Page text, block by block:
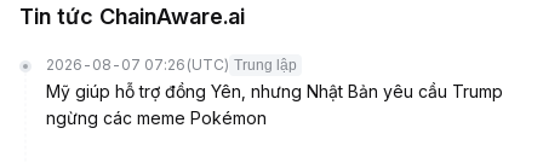
Tin tức ChainAware.ai
2026-08-07 07:26 (UTC) Trung lập
Mỹ giúp hỗ trợ đồng Yên, nhưng Nhật Bản yêu cầu Trump
ngừng các meme Pokémon